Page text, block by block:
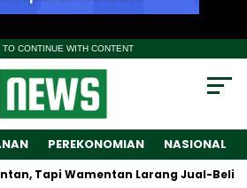
CONTINUE WITH CONTENT
PEREKONOMIAN NASIONAL
Wamentan Larang Jual-Beli Alat